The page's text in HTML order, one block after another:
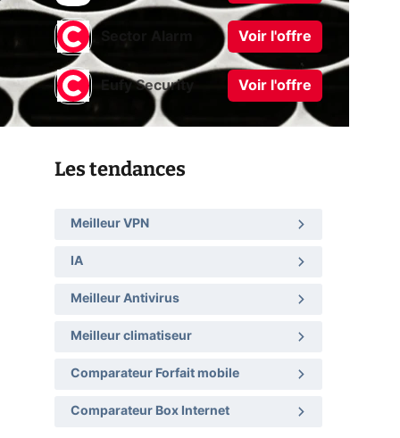
Voir l'offre
Eufy Security Voir l'offre
Les tendances
Meilleur VPN
IA
Meilleur Antivirus
Meilleur climatiseur
Comparateur Forfait mobile
Comparateur Box Internet